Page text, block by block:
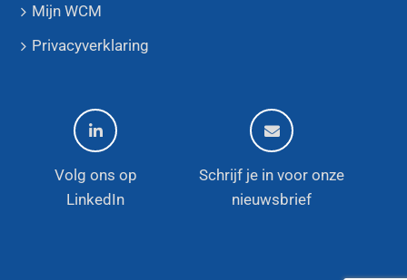
Mijn WCM
Privacyverklaring
Volg ons op
LinkedIn
Schrijf je in voor onze
nieuwsbrief